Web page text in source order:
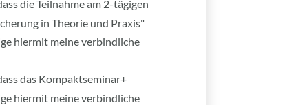
die Teilnahme am 2-tägigen
in Theorie und Praxis"
hiermit meine verbindliche
das Kompaktseminar+
hiermit meine verbindliche